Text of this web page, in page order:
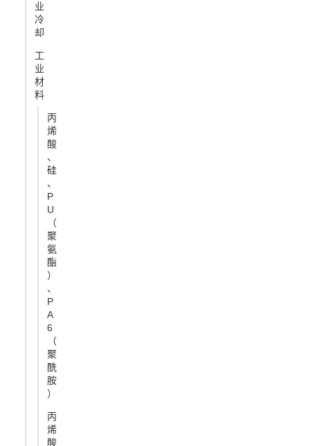
业
冷
却
工
业
材
料
丙
烯
酸
、
硅
、
P
U
（
聚
氨
酯
）
、
P
A
6
（
聚
酰
胺
）
丙
烯
酸